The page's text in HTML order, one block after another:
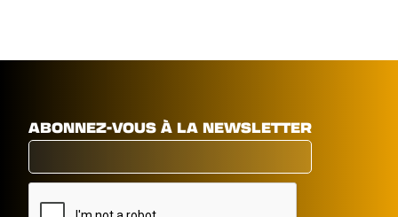
ABONNEZ-VOUS À LA NEWSLETTER